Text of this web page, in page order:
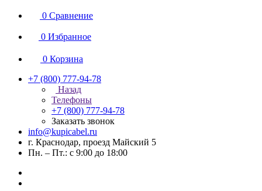
0 Сравнение
0 Избранное
0 Корзина
+7 (800) 777-94-78
Назад
Телефоны
+7 (800) 777-94-78
Заказать звонок
info@kupicabel.ru
г. Краснодар, проезд Майский 5
Пн. – Пт.: с 9:00 до 18:00